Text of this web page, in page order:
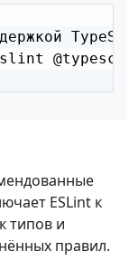
ESLint к
типов и
правил.